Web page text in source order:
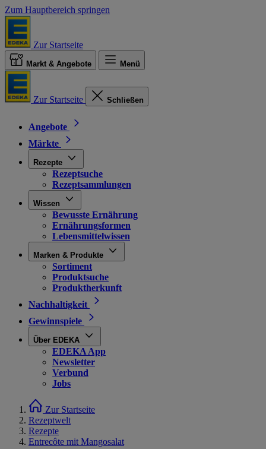
Zum Hauptbereich springen
Zur Startseite
Markt & Angebote Menü
Zur Startseite Schließen
Angebote
Märkte
Rezepte
Rezeptsuche
Rezeptsammlungen
Wissen
Bewusste Ernährung
Ernährungsformen
Lebensmittelwissen
Marken & Produkte
Sortiment
Produktsuche
Produktherkunft
Nachhaltigkeit
Gewinnspiele
Über EDEKA
EDEKA App
Newsletter
Verbund
Jobs
Zur Startseite
Rezeptwelt
Rezepte
Entrecôte mit Mangosalat